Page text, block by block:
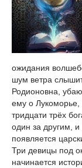
ожидания
шум ветра
Родионовна,
ему о Лукоморье,
тридцати трёх
один за другим, и
появляется
Три девицы под
начинается